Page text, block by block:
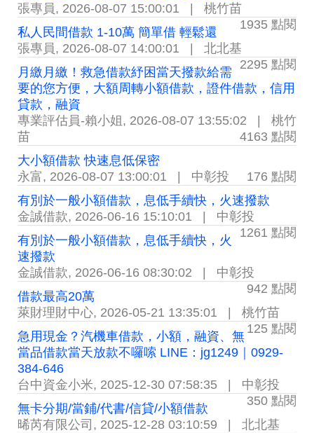
張專員, 2026-08-07 15:00:01
桃竹苗
1935 點閱
私人民間借款 1-10萬 簡單借 輕鬆還
張專員, 2026-08-07 14:00:01
北北基
2295 點閱
月繳月繳！救急借款紓困當天撥款給需
要的您方便，大額周轉小額借款，證件借款，信用
貸款，融資
專業評估員-賴小姐 , 2026-08-07 13:55:02
桃竹
苗
4163 點閱
大小額借款 快速息低保密
永富, 2026-08-07 13:00:01 中彰投
176 點閱
有別於一般小額借款，息低手續快，火速撥款
金誠借款, 2026-06-16 15:10:01
中彰投
1261 點閱
有別於一般小額借款，息低手續快，火
速撥款
金誠借款, 2026-06-16 08:30:02
中彰投
942 點閱
借款最高20萬
萊財理財中心, 2026-05-21 13:35:01
桃竹苗
125 點閱
急用現金？汽機車借款，小額，融資、無
當品借款當天放款不囉嗦 LINE：jg1249｜0929-
384-646
台中資金小米, 2025-12-30 07:58:35
中彰投
350 點閱
無卡分期/當鋪/代書/信貸/小額借款
晞芮有限公司 , 2025-12-28 03:10:59
北北基